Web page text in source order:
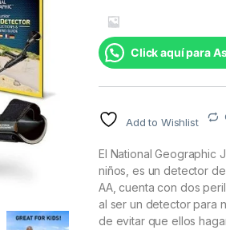
en base a
valoración
de un clienteClick aquí para
Add to Wishlist
El National Geographic
niños, es un detector
AA, cuenta con dos
al ser un detector para
de evitar que ellos